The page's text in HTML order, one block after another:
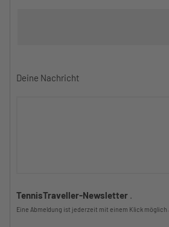
Deine Nachricht
TennisTraveller-Newsletter .
Eine Abmeldung ist jederzeit mit einem Klick möglich.